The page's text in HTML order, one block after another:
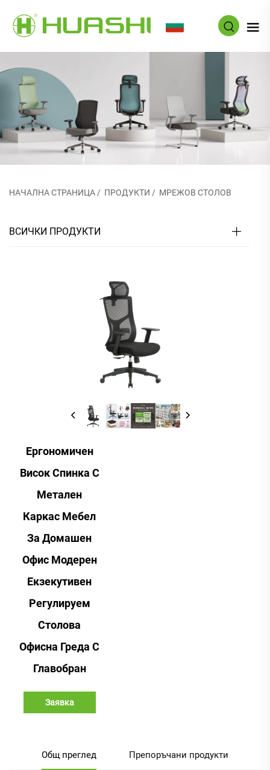
НАЧАЛНА СТРАНИЦА / ПРОДУКТИ / МРЕЖОВ СТОЛОВ
ВСИЧКИ ПРОДУКТИ
Ергономичен
Висок Спинка С
Метален
Каркас Мебел
За Домашен
Офис Модерен
Екзекутивен
Регулируем
Столова
Офисна Греда С
Главобран
Заявка
Общ преглед Препоръчани продукти